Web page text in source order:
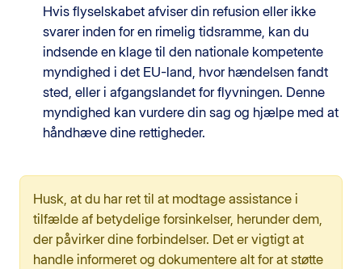
Hvis flyselskabet afviser din refusion eller ikke
svarer inden for en rimelig tidsramme, kan du
indsende en klage til den nationale kompetente
myndighed i det EU-land, hvor hændelsen fandt
sted, eller i afgangslandet for flyvningen. Denne
myndighed kan vurdere din sag og hjælpe med at
håndhæve dine rettigheder.
Husk, at du har ret til at modtage assistance i
tilfælde af betydelige forsinkelser, herunder dem,
der påvirker dine forbindelser. Det er vigtigt at
handle informeret og dokumentere alt for at støtte